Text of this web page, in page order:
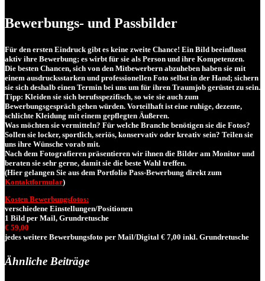
Bewerbungs- und Passbilder
Für den ersten Eindruck gibt es keine zweite Chance! Ein Bild beeinflusst
aktiv ihre Bewerbung; es wirbt für sie als Person und ihre Kompetenzen.
Die besten Chancen, sich von den Mitbewerbern abzuheben haben sie mit
einem ausdrucksstarken und professionellen Foto selbst in der Hand; sichern
sie sich deshalb einen Termin bei uns um für ihren Traumjob gerüstet zu sein.
Tipp: Kleiden sie sich berufsspezifisch, so wie sie auch zum
Bewerbungsgespräch gehen würden. Vorteilhaft ist eine ruhige, dezente,
schlichte Kleidung mit einem gepflegten Äußeren.
Was möchten sie vermitteln? Für welche Branche benötigen sie die Fotos?
Sollen sie locker, sportlich, seriös, konservativ oder kreativ sein? Teilen sie
uns ihre Wünsche vorab mit.
Nach dem Fotografieren präsentieren wir ihnen die Bilder am Monitor und
beraten sie sehr gerne, damit sie die beste Wahl treffen.
(Hier gelangen Sie aus dem Portfolio Pass-Bewerbung direkt zum
Kontaktformular)
Kosten Bewerbungsfotos:
verschiedene Einstellungen/Positionen
1 Bild per Mail, Grundretusche
€ 59,00
jedes weitere Bewerbungsfoto per Mail/Digital € 7,00 inkl. Grundretusche
Ähnliche Beiträge